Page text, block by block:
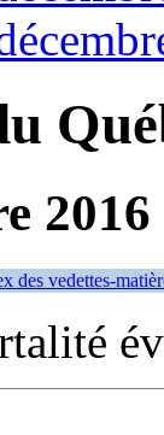
2016
des vedettes-